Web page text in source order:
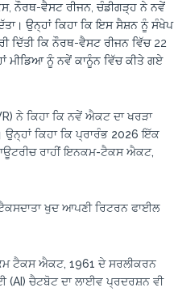
ਨੌਰਥ-ਵੈਸਟ ਰੀਜਨ, ਚੰਡੀਗੜ੍ਹ ਨੇ ਨਵੇਂ
ਉਨ੍ਹਾਂ ਕਿਹਾ ਕਿ ਇਸ ਸੈਸ਼ਨ ਨੂੰ ਸੰਖੇਪ
ਦਿੱਤੀ ਕਿ ਨੌਰਥ-ਵੈਸਟ ਰੀਜਨ ਵਿੱਚ 22
ਮੀਡਿਆ ਨੂੰ ਨਵੇਂ ਕਾਨੂੰਨ ਵਿੱਚ ਕੀਤੇ ਗਏ
ਨੇ ਕਿਹਾ ਕਿ ਨਵੇਂ ਐਕਟ ਦਾ ਖਰੜਾ
ਕਿਹਾ ਕਿ ਪ੍ਰਾਰੰਭ 2026 ਇੱਕ
ਰਾਹੀਂ ਇਨਕਮ-ਟੈਕਸ ਐਕਟ,
ਖੁਦ ਆਪਣੀ ਰਿਟਰਨ ਫਾਈਲ
ਟੈਕਸ ਐਕਟ, 1961 ਦੇ ਸਰਲੀਕਰਨ
(AI) ਚੈਟਬੋਟ ਦਾ ਲਾਈਵ ਪ੍ਰਦਰਸ਼ਨ ਵੀ